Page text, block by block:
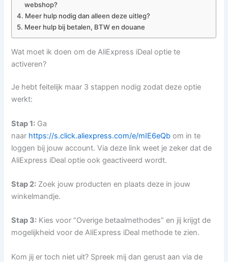
webshop?
Meer hulp nodig dan alleen deze uitleg?
Meer hulp bij betalen, BTW en douane
Wat moet ik doen om de AliExpress iDeal optie te
activeren?
Je hebt feitelijk maar 3 stappen nodig zodat deze optie
werkt:
Stap 1: Ga
naar https://s.click.aliexpress.com/e/mIE6eQb om in te
loggen bij jouw account. Via deze link weet je zeker dat de
AliExpress iDeal optie ook geactiveerd wordt.
Stap 2: Zoek jouw producten en plaats deze in jouw
winkelmandje.
Stap 3: Kies voor “Overige betaalmethodes” en jij krijgt de
mogelijkheid voor de AliExpress iDeal methode te zien.
Kom jij er toch niet uit? Spreek mij dan gerust aan via de